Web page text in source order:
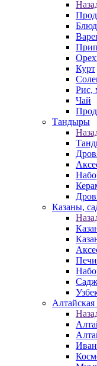
Курт
Рис,
Чай
Тандыры
Казаны,
Печи